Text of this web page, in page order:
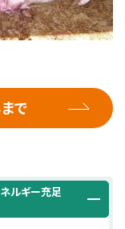
で
ルギー充足